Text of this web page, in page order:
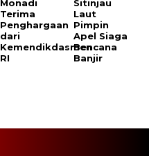
Monadi
Terima
Penghargaan
dari
Kemendikdasmen
RI
Sitinjau
Laut
Pimpin
Apel Siaga
Bencana
Banjir